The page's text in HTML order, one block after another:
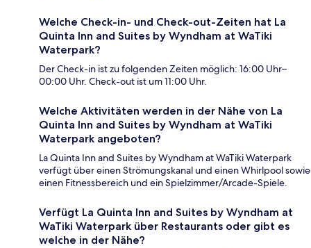
Welche Check-in- und Check-out-Zeiten hat La
Quinta Inn and Suites by Wyndham at WaTiki
Waterpark?
Der Check-in ist zu folgenden Zeiten möglich: 16:00 Uhr–
00:00 Uhr. Check-out ist um 11:00 Uhr.
Welche Aktivitäten werden in der Nähe von La
Quinta Inn and Suites by Wyndham at WaTiki
Waterpark angeboten?
La Quinta Inn and Suites by Wyndham at WaTiki Waterpark
verfügt über einen Strömungskanal und einen Whirlpool sowie
einen Fitnessbereich und ein Spielzimmer/Arcade-Spiele.
Verfügt La Quinta Inn and Suites by Wyndham at
WaTiki Waterpark über Restaurants oder gibt es
welche in der Nähe?